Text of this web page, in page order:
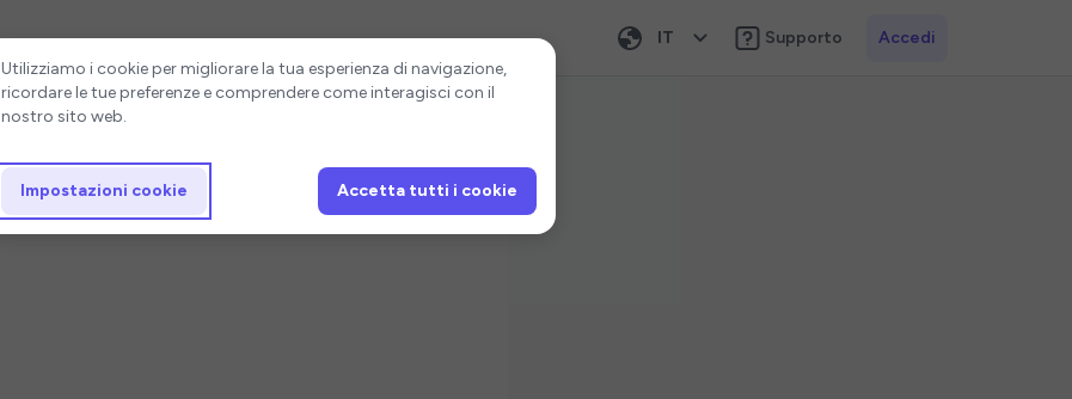
IT Supporto Accedi
Impostazioni cookie
Utilizziamo i cookie per migliorare la tua esperienza di navigazione,
ricordare le tue preferenze e comprendere come interagisci con il
nostro sito web.
Impostazioni cookie Accetta tutti i cookie